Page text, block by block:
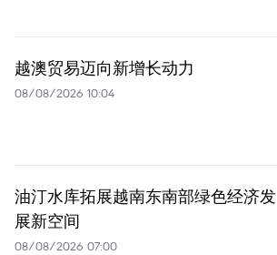
越澳贸易迈向新增长动力
08/08/2026 10:04
油汀水库拓展越南东南部绿色经济发
展新空间
08/08/2026 07:00